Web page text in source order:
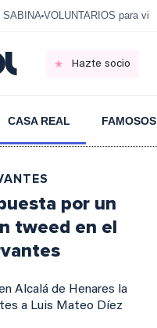
SABINA VOLUNTARIOS para
Hazte socio
CASA REAL FAMOSOS
por un
tweed en el
Alcalá de Henares la
a Luis Mateo Díez